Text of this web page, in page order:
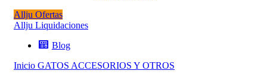
Allju Ofertas
Allju Liquidaciones
Blog
Inicio GATOS ACCESORIOS Y OTROS